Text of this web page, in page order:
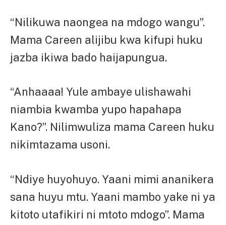
“Nilikuwa naongea na mdogo wangu”.
Mama Careen alijibu kwa kifupi huku
jazba ikiwa bado haijapungua.
“Anhaaaa! Yule ambaye ulishawahi
niambia kwamba yupo hapahapa
Kano?”. Nilimwuliza mama Careen huku
nikimtazama usoni.
“Ndiye huyohuyo. Yaani mimi ananikera
sana huyu mtu. Yaani mambo yake ni ya
kitoto utafikiri ni mtoto mdogo”. Mama